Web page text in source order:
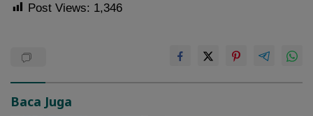
Post Views: 1,346
Baca Juga